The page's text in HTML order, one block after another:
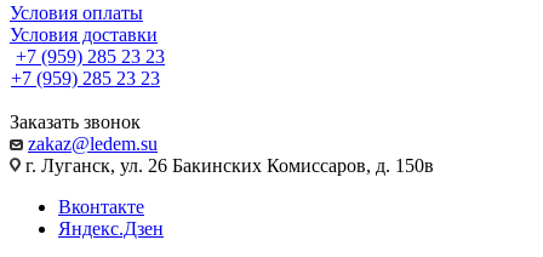
Условия оплаты
Условия доставки
+7 (959) 285 23 23
+7 (959) 285 23 23
Заказать звонок
zakaz@ledem.su
г. Луганск, ул. 26 Бакинских Комиссаров, д. 150в
Вконтакте
Яндекс.Дзен